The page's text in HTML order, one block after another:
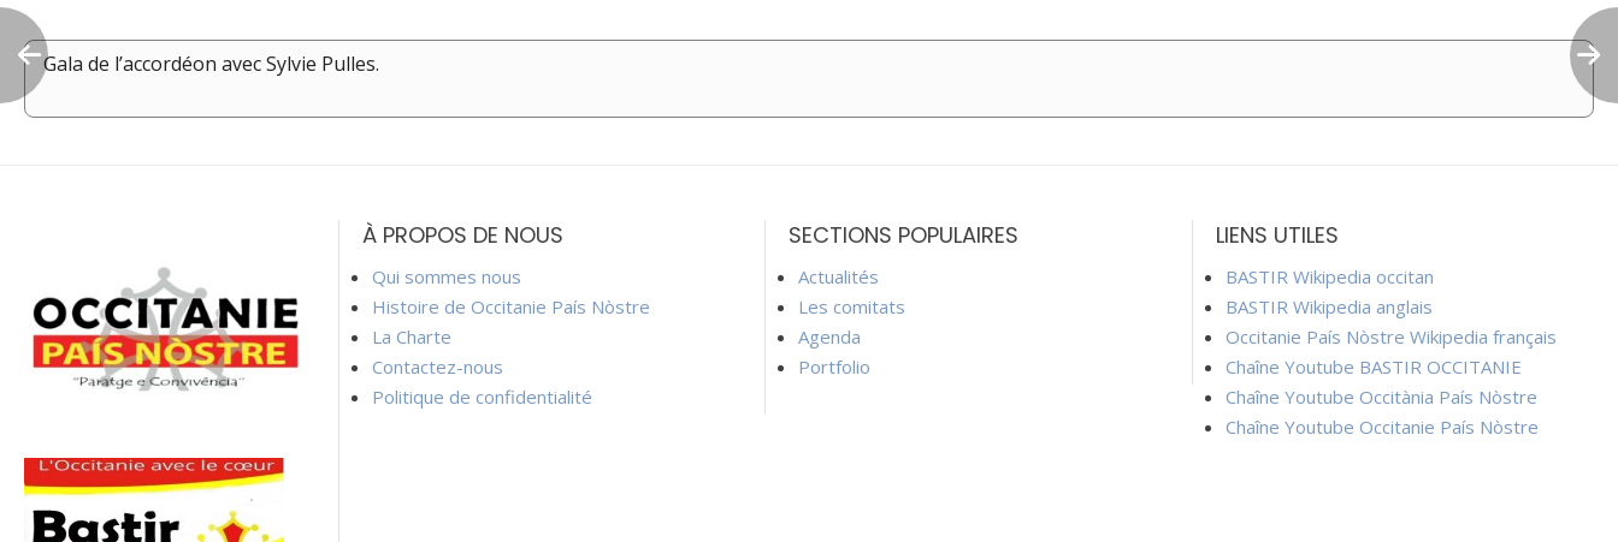
Gala de l’accordéon avec Sylvie Pulles.
l’article
À PROPOS DE NOUS
Qui sommes nous
Histoire de Occitanie País Nòstre
La Charte
Contactez-nous
Politique de confidentialité
SECTIONS POPULAIRES
Actualités
Les comitats
Agenda
Portfolio
LIENS UTILES
BASTIR Wikipedia occitan
BASTIR Wikipedia anglais
Occitanie País Nòstre Wikipedia français
Chaîne Youtube BASTIR OCCITANIE
Chaîne Youtube Occitània País Nòstre
Chaîne Youtube Occitanie País Nòstre